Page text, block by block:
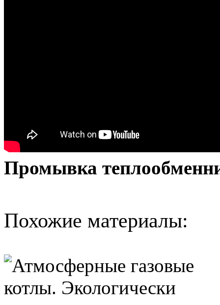
Промывка
Похожие материалы: